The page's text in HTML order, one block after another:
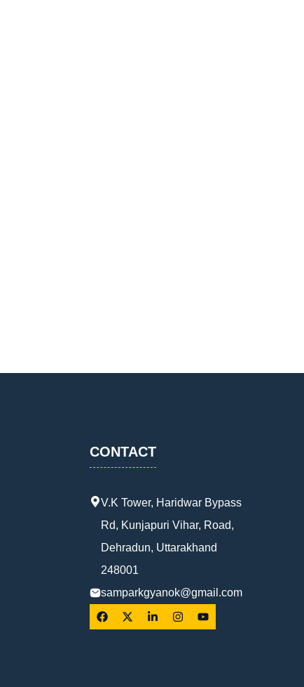
CONTACT
V.K Tower, Haridwar Bypass
Rd, Kunjapuri Vihar, Road,
Dehradun, Uttarakhand
248001
samparkgyanok@gmail.com